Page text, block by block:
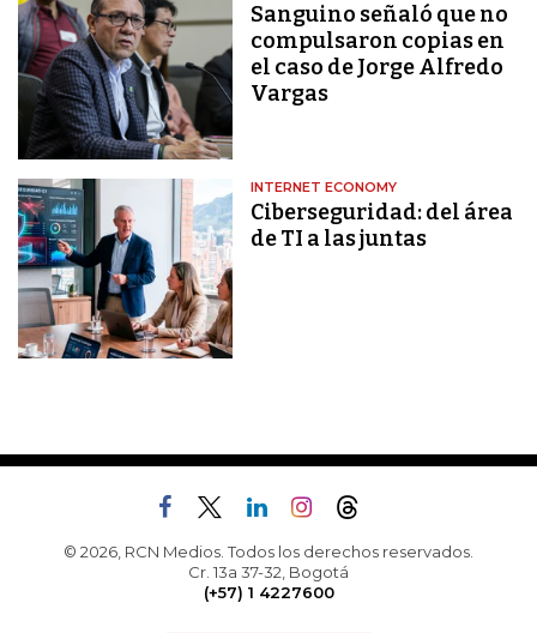
Sanguino señaló que no
compulsaron copias en
el caso de Jorge Alfredo
Vargas
INTERNET ECONOMY
Ciberseguridad: del área
de TI a las juntas
© 2026, RCN Medios. Todos los derechos reservados.
Cr. 13a 37-32, Bogotá
(+57) 1 4227600